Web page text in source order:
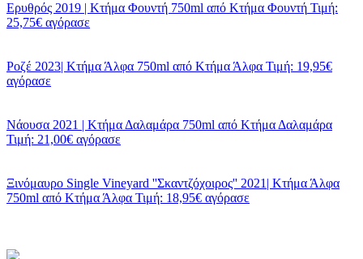
Ερυθρός 2019 | Κτήμα Φουντή 750ml από Κτήμα Φουντή Τιμή:
25,75€ αγόρασε
Ροζέ 2023| Κτήμα Άλφα 750ml από Κτήμα Άλφα Τιμή: 19,95€
αγόρασε
Νάουσα 2021 | Κτήμα Δαλαμάρα 750ml από Κτήμα Δαλαμάρα
Τιμή: 21,00€ αγόρασε
Ξινόμαυρο Single Vineyard ''Σκαντζόχοιρος'' 2021| Κτήμα Άλφα
750ml από Κτήμα Άλφα Τιμή: 18,95€ αγόρασε